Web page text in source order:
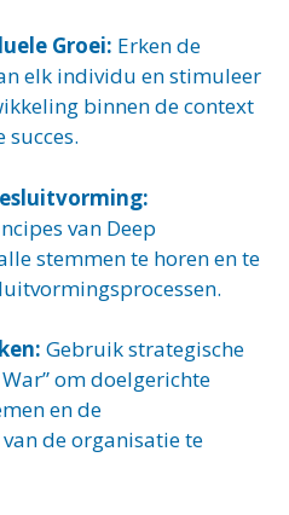
Groei: Erken de
elk individu en stimuleer
binnen de context
succes.
van Deep
stemmen te horen en te
Gebruik strategische
om doelgerichte
en de
de organisatie te